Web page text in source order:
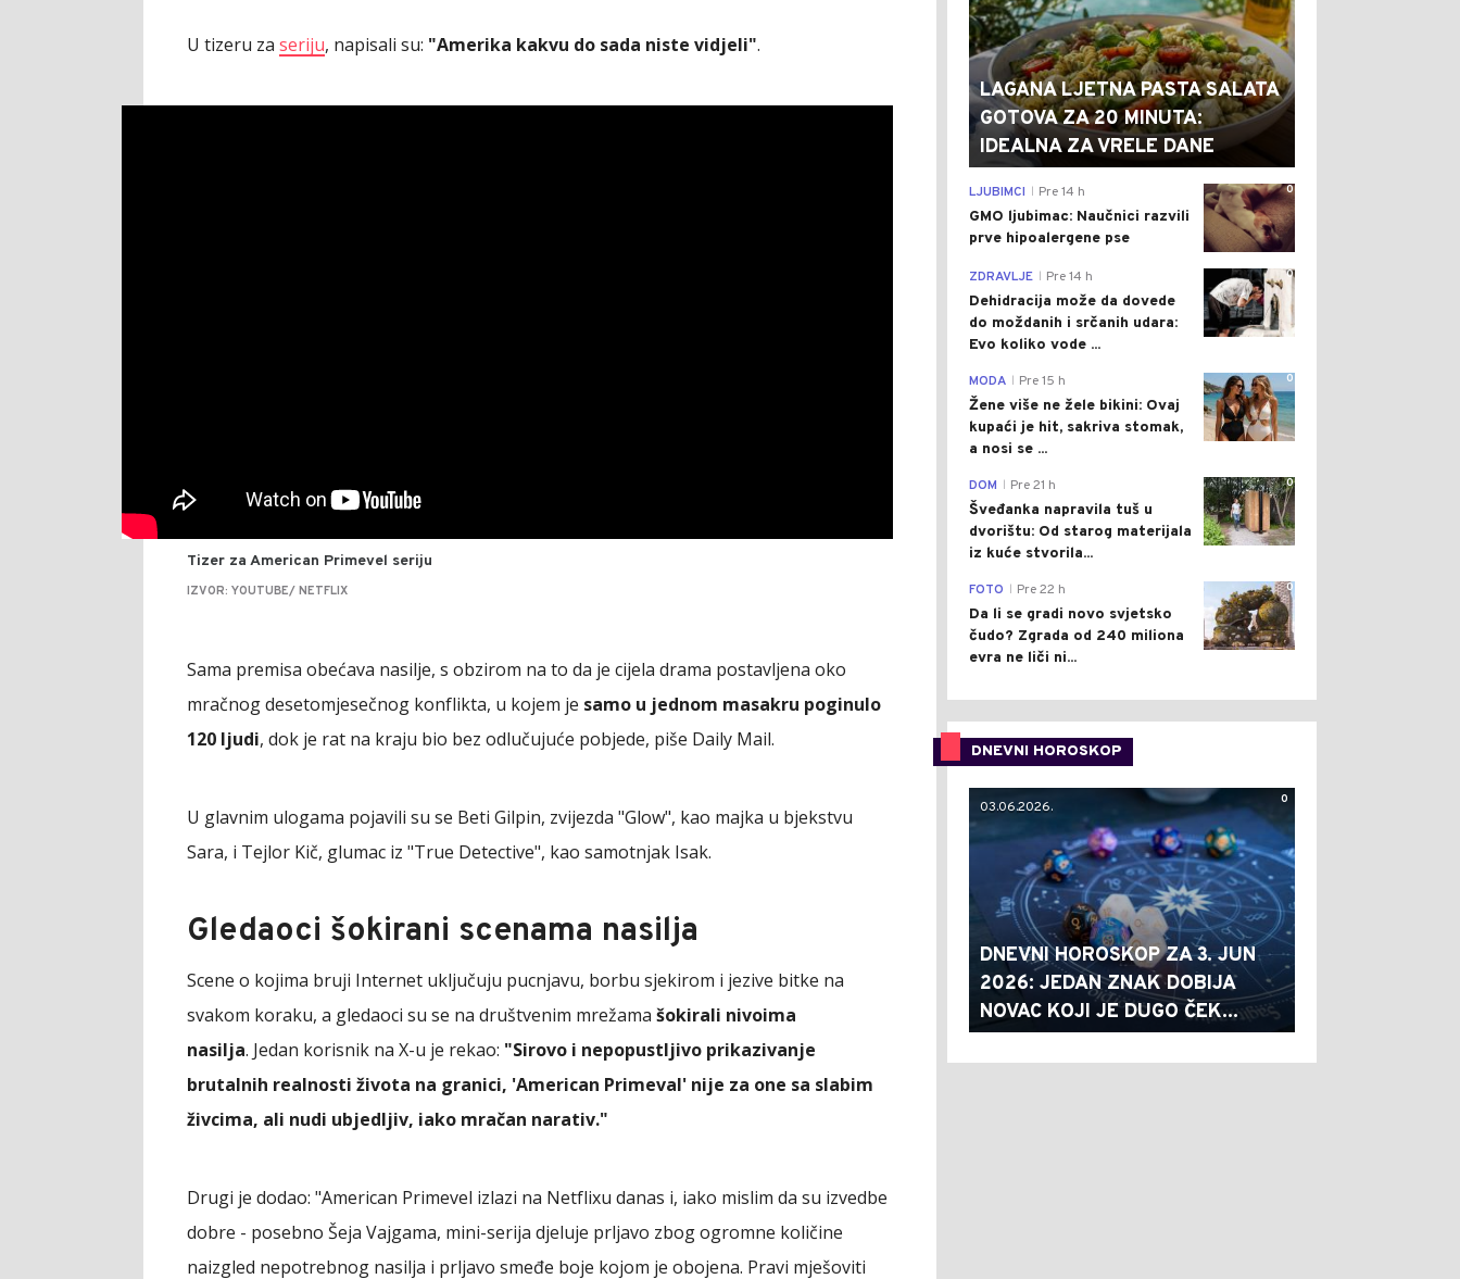
U tizeru za seriju, napisali su: "Amerika kakvu do sada niste vidjeli".
Tizer za American Primevel seriju
IZVOR: YOUTUBE/ NETFLIX
Sama premisa obećava nasilje, s obzirom na to da je cijela drama postavljena oko
mračnog desetomjesečnog konflikta, u kojem je samo u jednom masakru poginulo
120 ljudi, dok je rat na kraju bio bez odlučujuće pobjede, piše Daily Mail.
U glavnim ulogama pojavili su se Beti Gilpin, zvijezda "Glow", kao majka u bjekstvu
Sara, i Tejlor Kič, glumac iz "True Detective", kao samotnjak Isak.
Gledaoci šokirani scenama nasilja
Scene o kojima bruji Internet uključuju pucnjavu, borbu sjekirom i jezive bitke na
svakom koraku, a gledaoci su se na društvenim mrežama šokirali nivoima
nasilja. Jedan korisnik na X-u je rekao: "Sirovo i nepopustljivo prikazivanje
brutalnih realnosti života na granici, 'American Primeval' nije za one sa slabim
živcima, ali nudi ubjedljiv, iako mračan narativ."
Drugi je dodao: "American Primevel izlazi na Netflixu danas i, iako mislim da su izvedbe
dobre - posebno Šeja Vajgama, mini-serija djeluje prljavo zbog ogromne količine
naizgled nepotrebnog nasilja i prljavo smeđe boje kojom je obojena. Pravi mješoviti
LAGANA LJETNA PASTA SALATA
GOTOVA ZA 20 MINUTA:
IDEALNA ZA VRELE DANE
0
LJUBIMCI Pre 14 h
GMO ljubimac: Naučnici razvili
prve hipoalergene pse
0
ZDRAVLJE Pre 14 h
Dehidracija može da dovede
do moždanih i srčanih udara:
Evo koliko vode ...
0
MODA Pre 15 h
Žene više ne žele bikini: Ovaj
kupaći je hit, sakriva stomak,
a nosi se ...
0
DOM Pre 21 h
Šveđanka napravila tuš u
dvorištu: Od starog materijala
iz kuće stvorila...
0
FOTO Pre 22 h
Da li se gradi novo svjetsko
čudo? Zgrada od 240 miliona
evra ne liči ni...
DNEVNI HOROSKOP
0
03.06.2026.
DNEVNI HOROSKOP ZA 3. JUN
2026: JEDAN ZNAK DOBIJA
NOVAC KOJI JE DUGO ČEK...